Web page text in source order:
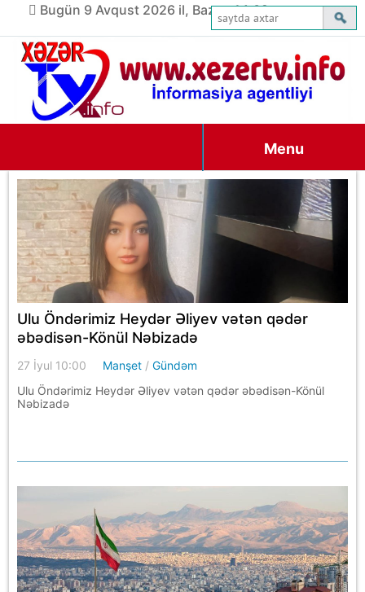
Bugün 9 Avqust 2026 il, Bazar, 14:02
Menu
Ulu Öndərimiz Heydər Əliyev vətən qədər
əbədisən-Könül Nəbizadə
27 İyul 10:00 Manşet /Gündəm
Ulu Öndərimiz Heydər Əliyev vətən qədər əbədisən-Könül
Nəbizadə